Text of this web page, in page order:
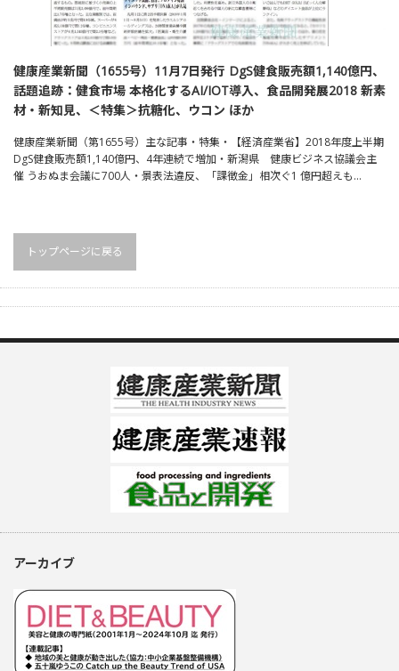
健康産業新聞（1655号）11月7日発行 DgS健食販売額1,140億円、
話題追跡：健食市場 本格化するAI/IOT導入、食品開発展2018 新素
材・新知見、＜特集＞抗糖化、ウコン ほか
健康産業新聞（第1655号）主な記事・特集・【経済産業省】2018年度上半期
DgS健食販売額1,140億円、4年連続で増加・新潟県 健康ビジネス協議会主
催 うおぬま会議に700人・景表法違反、「課徴金」相次ぐ1 億円超えも…
トップページに戻る
アーカイブ